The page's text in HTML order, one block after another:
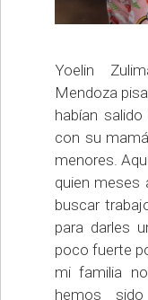
Yoelin
Mendoza
habían
con su
menores.
quien meses
buscar
para darles
poco fuerte
mi familia
hemos